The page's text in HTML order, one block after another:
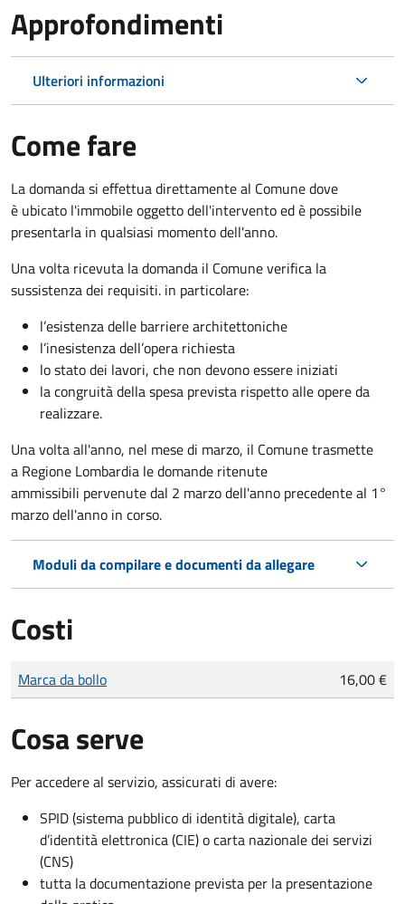
Approfondimenti
Ulteriori informazioni
Come fare
La domanda si effettua direttamente al Comune dove
è ubicato l'immobile oggetto dell'intervento ed è possibile
presentarla in qualsiasi momento dell'anno.
Una volta ricevuta la domanda il Comune verifica la
sussistenza dei requisiti. in particolare:
l’esistenza delle barriere architettoniche
l’inesistenza dell’opera richiesta
lo stato dei lavori, che non devono essere iniziati
la congruità della spesa prevista rispetto alle opere da
realizzare.
Una volta all'anno, nel mese di marzo, il Comune trasmette
a Regione Lombardia le domande ritenute
ammissibili pervenute dal 2 marzo dell'anno precedente al 1°
marzo dell'anno in corso.
Moduli da compilare e documenti da allegare
Costi
Tipo di pagamento
Importo
Marca da bollo 16,00 €
Cosa serve
Per accedere al servizio, assicurati di avere:
SPID (sistema pubblico di identità digitale), carta
d’identità elettronica (CIE) o carta nazionale dei servizi
(CNS)
tutta la documentazione prevista per la presentazione